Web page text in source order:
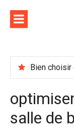
contenu
salle de